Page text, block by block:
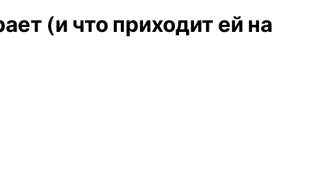
(и что приходит ей на